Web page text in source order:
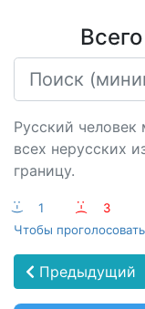
Русский человек
всех нерусских
границу.
:-) 1 :-(
3
Чтобы
Предыдущий